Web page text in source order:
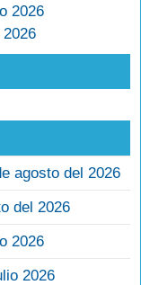
2026
agosto del 2026
del 2026
2026
2026